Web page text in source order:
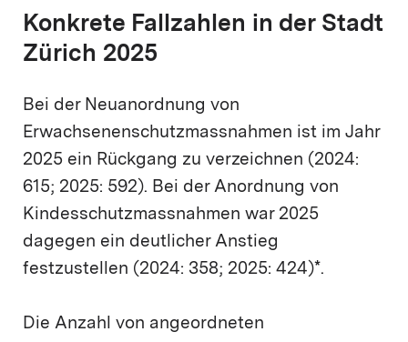
Konkrete Fallzahlen in der Stadt
Zürich 2025
Bei der Neuanordnung von
Erwachsenenschutzmassnahmen ist im Jahr
2025 ein Rückgang zu verzeichnen (2024:
615; 2025: 592). Bei der Anordnung von
Kindesschutzmassnahmen war 2025
dagegen ein deutlicher Anstieg
festzustellen (2024: 358; 2025: 424)*.
Die Anzahl von angeordneten